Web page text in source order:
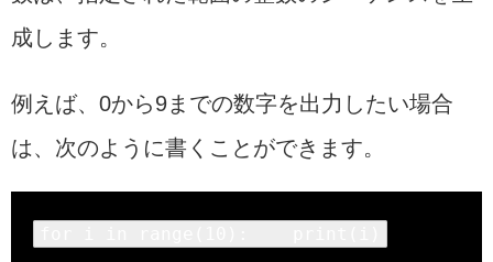
成します。
例えば、0から9までの数字を出力したい場合
は、次のように書くことができます。